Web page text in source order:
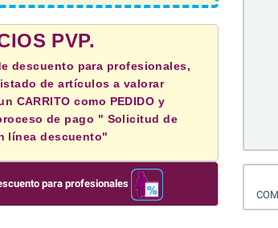
PVP.
descuento para profesionales,
de artículos a valorar
CARRITO como PEDIDO y
de pago " Solicitud de
línea descuento"
para profesionales